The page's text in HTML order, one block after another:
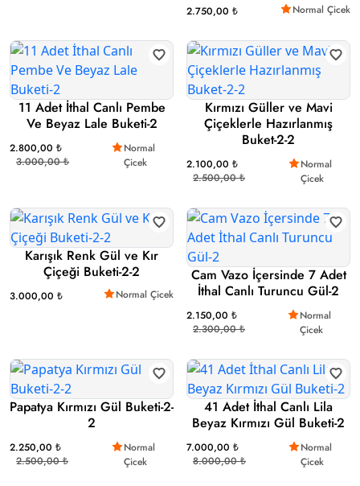
2.750,00 ₺ Normal Çicek
11 Adet İthal Canlı Pembe
Ve Beyaz Lale Buketi-2
2.800,00 ₺
3.000,00 ₺
Normal
Çicek
Kırmızı Güller ve Mavi
Çiçeklerle Hazırlanmış
Buket-2-2
2.100,00 ₺
2.500,00 ₺
Normal
Çicek
Karışık Renk Gül ve Kır
Çiçeği Buketi-2-2
3.000,00 ₺ Normal Çicek
Cam Vazo İçersinde 7 Adet
İthal Canlı Turuncu Gül-2
2.150,00 ₺
2.300,00 ₺
Normal
Çicek
Papatya Kırmızı Gül Buketi-2-
2
2.250,00 ₺
2.500,00 ₺
Normal
Çicek
41 Adet İthal Canlı Lila
Beyaz Kırmızı Gül Buketi-2
7.000,00 ₺
8.000,00 ₺
Normal
Çicek